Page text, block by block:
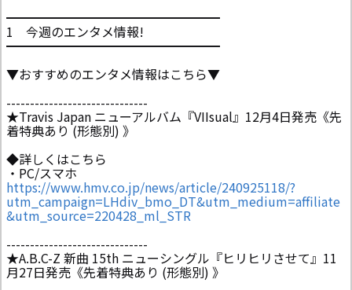
━━━━━━━━━━━━━━━━━
1 今週のエンタメ情報!
━━━━━━━━━━━━━━━━━
▼おすすめのエンタメ情報はこちら▼
------------------------------
★Travis Japan ニューアルバム『VIIsual』12月4日発売《先
着特典あり (形態別) 》
◆詳しくはこちら
・PC/スマホ
https://www.hmv.co.jp/news/article/240925118/?
utm_campaign=LHdiv_bmo_DT&utm_medium=affiliate
&utm_source=220428_ml_STR
------------------------------
★A.B.C-Z 新曲 15th ニューシングル『ヒリヒリさせて』11
月27日発売《先着特典あり (形態別) 》